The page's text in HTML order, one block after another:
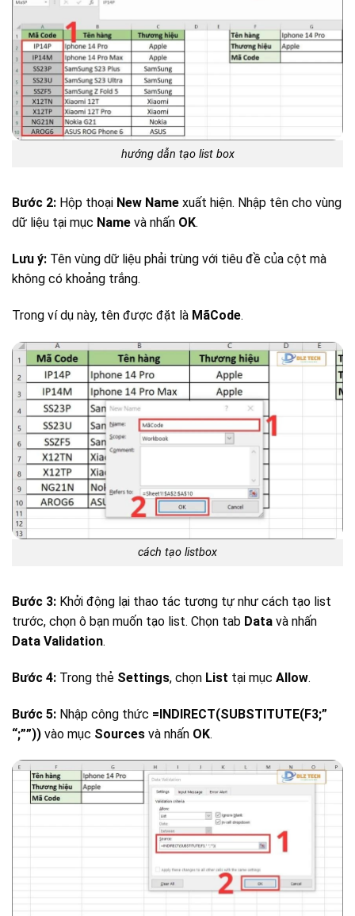
hướng dẫn tạo list box
Bước 2: Hộp thoại New Name xuất hiện. Nhập tên cho vùng
dữ liệu tại mục Name và nhấn OK.
Lưu ý: Tên vùng dữ liệu phải trùng với tiêu đề của cột mà
không có khoảng trắng.
Trong ví dụ này, tên được đặt là MãCode.
cách tạo listbox
Bước 3: Khởi động lại thao tác tương tự như cách tạo list
trước, chọn ô bạn muốn tạo list. Chọn tab Data và nhấn
Data Validation.
Bước 4: Trong thẻ Settings, chọn List tại mục Allow.
Bước 5: Nhập công thức =INDIRECT(SUBSTITUTE(F3;”
“;””)) vào mục Sources và nhấn OK.